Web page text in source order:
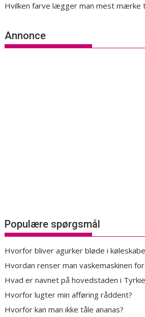
Hvilken farve lægger man mest mærke
Annonce
Populære spørgsmål
Hvorfor bliver agurker bløde i
Hvordan renser man vaskemaskinen
Hvad er navnet på hovedstaden i
Hvorfor lugter min afføring råddent?
Hvorfor kan man ikke tåle ananas?